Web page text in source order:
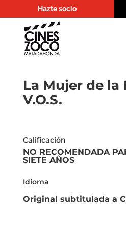
Hazte socio
La Mujer de la
V.O.S.
Calificación
NO RECOMENDADA
SIETE AÑOS
Idioma
Original subtitulada a